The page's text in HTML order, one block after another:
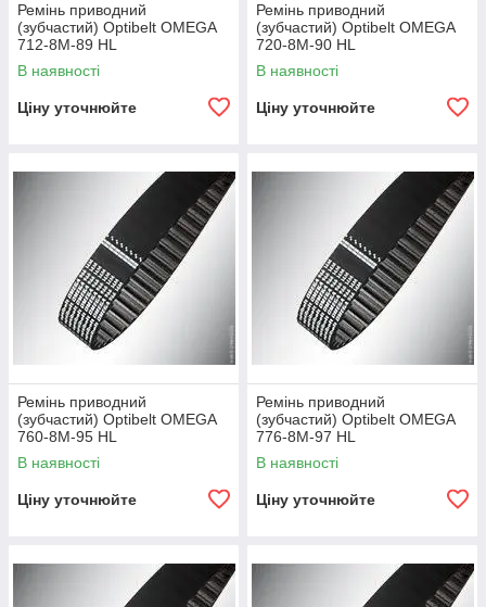
Ремінь приводний
(зубчастий) Optibelt OMEGA
712-8M-89 HL
В наявності
Ціну уточнюйте
Ремінь приводний
(зубчастий) Optibelt OMEGA
720-8M-90 HL
В наявності
Ціну уточнюйте
Ремінь приводний
(зубчастий) Optibelt OMEGA
760-8M-95 HL
В наявності
Ціну уточнюйте
Ремінь приводний
(зубчастий) Optibelt OMEGA
776-8M-97 HL
В наявності
Ціну уточнюйте